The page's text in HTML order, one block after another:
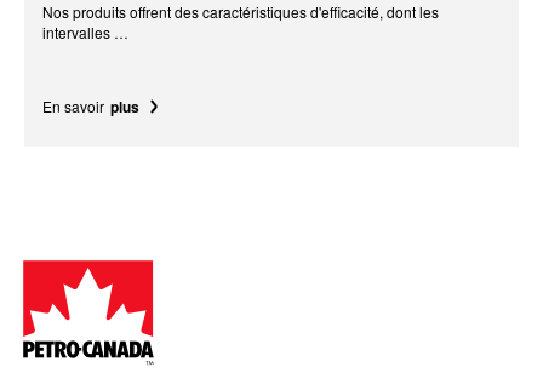
Nos produits offrent des caractéristiques d'efficacité, dont les
intervalles …
En savoir plus